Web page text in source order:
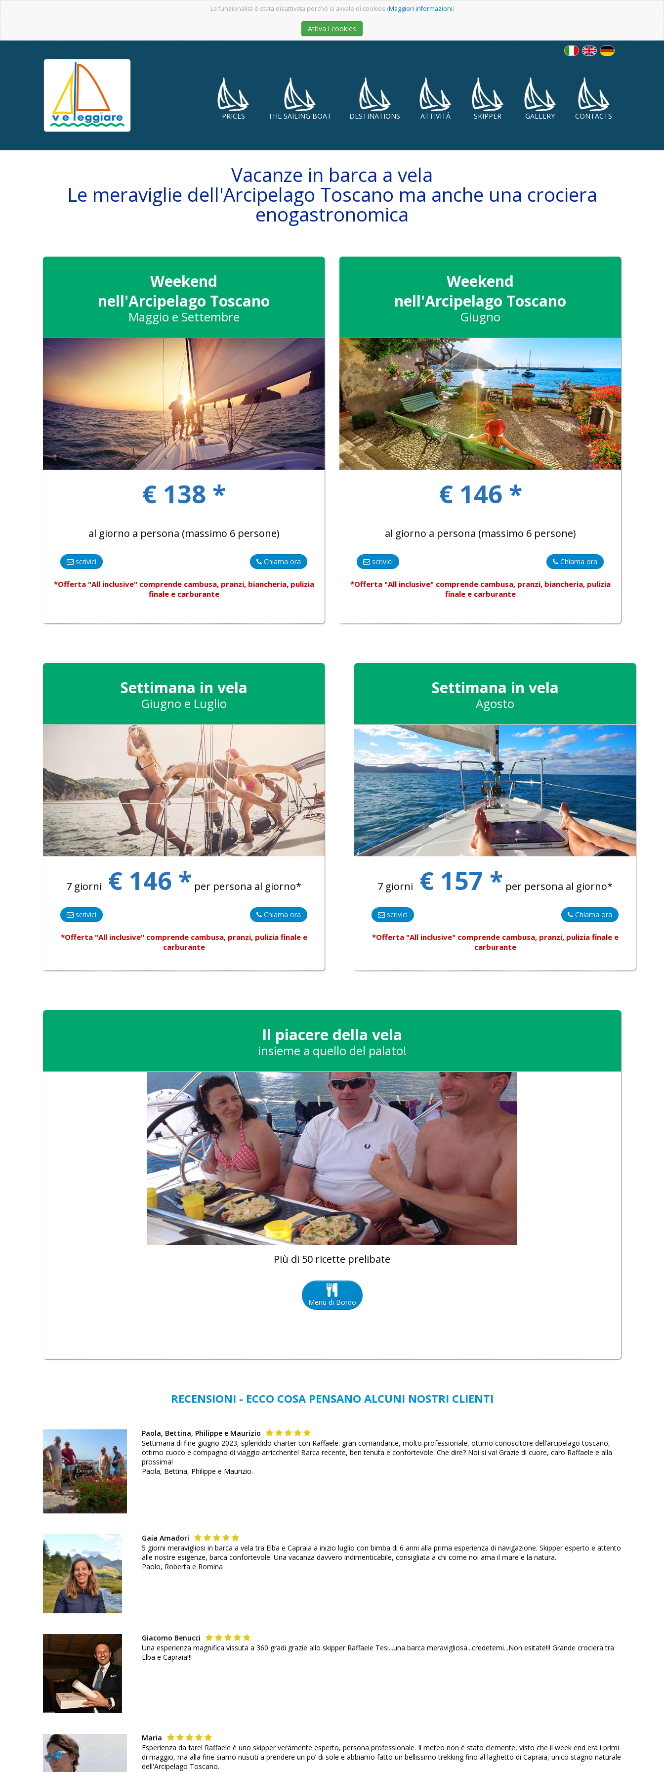
La funzionalità è stata disattivata perché si avvale di cookies (Maggiori informazioni)
Attiva i cookies
PRICES THE SAILING BOAT DESTINATIONS ATTIVITÀ SKIPPER GALLERY CONTACTS
Vacanze in barca a vela
Le meraviglie dell'Arcipelago Toscano ma anche una crociera
enogastronomica
Weekend
nell'Arcipelago Toscano
Maggio e Settembre
€ 138 *
al giorno a persona (massimo 6 persone)
Chiama ora
scrivici
*Offerta "All inclusive" comprendecambusa, pranzi, biancheria, pulizia
finale e carburante
Weekend
nell'Arcipelago Toscano
Giugno
€ 146 *
al giorno a persona (massimo 6 persone)
Chiama ora
scrivici
*Offerta "All inclusive" comprendecambusa, pranzi, biancheria, pulizia
finale e carburante
Settimana in vela
Giugno e Luglio
7 giorni € 146 * per persona al giorno*
Chiama ora
scrivici
*Offerta "All inclusive" comprendecambusa, pranzi, pulizia finale e
carburante
Settimana in vela
Agosto
7 giorni € 157 * per persona al giorno*
Chiama ora
scrivici
*Offerta "All inclusive" comprendecambusa, pranzi, pulizia finale e
carburante
Il piacere della vela
insieme a quello del palato!
Più di 50 ricette prelibate
Menu di Bordo
RECENSIONI - ECCO COSA PENSANO ALCUNI NOSTRI CLIENTI
Paola, Bettina, Philippe e Maurizio
Settimana di fine giugno 2023, splendido charter con Raffaele: gran comandante, molto professionale, ottimo conoscitore dell’arcipelago toscano,
ottimo cuoco e compagno di viaggio arricchente! Barca recente, ben tenuta e confortevole. Che dire? Noi si va! Grazie di cuore, caro Raffaele e alla
prossima!
Paola, Bettina, Philippe e Maurizio.
Gaia Amadori
5 giorni meravigliosi in barca a vela tra Elba e Capraia a inizio luglio con bimba di 6 anni alla prima esperienza di navigazione. Skipper esperto e attento
alle nostre esigenze, barca confortevole. Una vacanza davvero indimenticabile, consigliata a chi come noi ama il mare e la natura.
Paolo, Roberta e Romina
Giacomo Benucci
Una esperienza magnifica vissuta a 360 gradi grazie allo skipper Raffaele Tesi...una barca meravigliosa...credetemi...Non esitate!!! Grande crociera tra
Elba e Capraia!!!
Maria
Esperienza da fare! Raffaele è uno skipper veramente esperto, persona professionale. Il meteo non è stato clemente, visto che il week end era i primi
di maggio, ma alla fine siamo riusciti a prendere un po’ di sole e abbiamo fatto un bellissimo trekking fino al laghetto di Capraia, unico stagno naturale
dell'Arcipelago Toscano.